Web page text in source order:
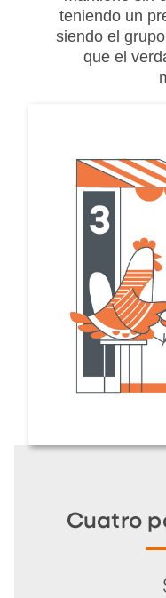
teniendo un
siendo el
que el
Cuatro